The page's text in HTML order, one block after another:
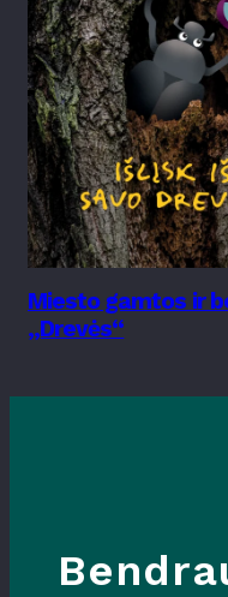
Miesto gamtos ir
„Drevės“